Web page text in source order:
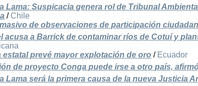
Lama: Suspicacia genera rol de Tribunal
/ Chile
de observaciones de participación
acusa a Barrick de contaminar ríos de Cotuí y
estatal prevé mayor explotación de oro / Ecuador
de proyecto Conga puede irse a otro país,
Lama será la primera causa de la nueva Justicia